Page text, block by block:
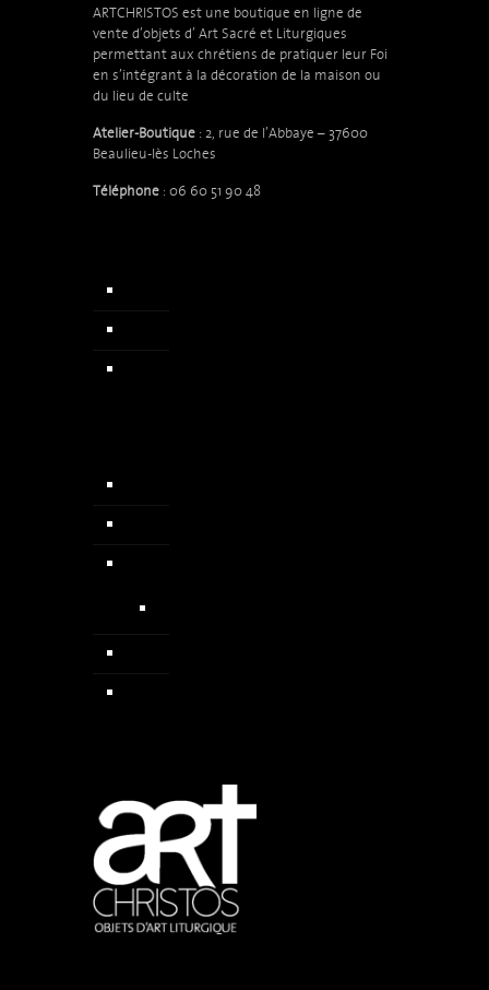
ARTCHRISTOS est une boutique en ligne de
vente d’objets d’Art Sacré et Liturgiques
permettant aux chrétiens de pratiquer leur Foi
en s’intégrant à la décoration de la maison ou
du lieu de culte
Atelier-Boutique: 2, rue de l’Abbaye – 37600
Beaulieu-lès Loches
Téléphone: 06 60 51 90 48